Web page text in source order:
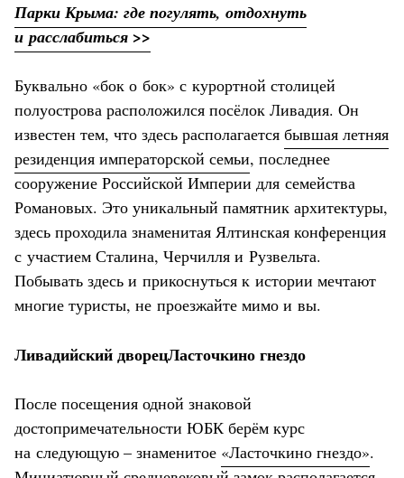
Парки Крыма: где погулять, отдохнуть
и расслабиться >>
Буквально «бок о бок» с курортной столицей
полуострова расположился посёлок Ливадия. Он
известен тем, что здесь располагается бывшая летняя
резиденция императорской семьи, последнее
сооружение Российской Империи для семейства
Романовых. Это уникальный памятник архитектуры,
здесь проходила знаменитая Ялтинская конференция
с участием Сталина, Черчилля и Рузвельта.
Побывать здесь и прикоснуться к истории мечтают
многие туристы, не проезжайте мимо и вы.
Ливадийский дворецЛасточкино гнездо
После посещения одной знаковой
достопримечательности ЮБК берём курс
на следующую – знаменитое «Ласточкино гнездо».